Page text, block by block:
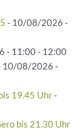
- 10/08/2026 -
- 11:00 - 12:00
10/08/2026 -
19.45 Uhr-
bis 21.30 Uhr